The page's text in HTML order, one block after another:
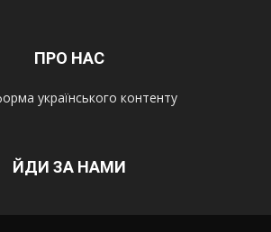
ПРО НАС
українського контенту
ЙДИ ЗА НАМИ